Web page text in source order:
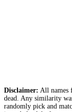
Disclaimer: All names
dead. Any similarity
randomly pick and